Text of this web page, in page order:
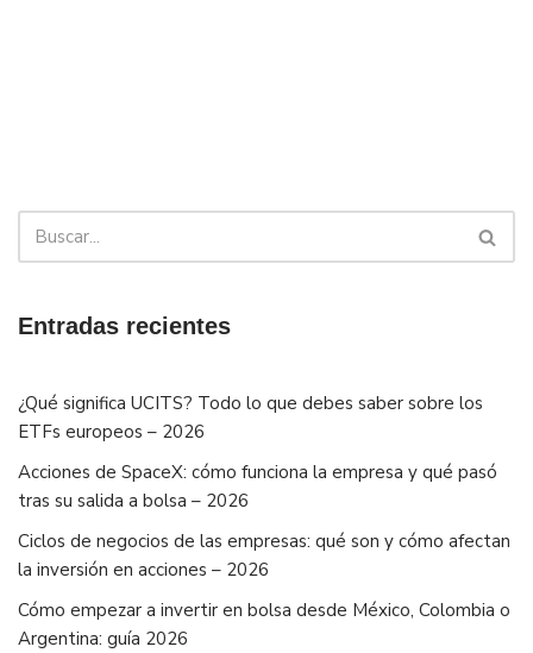
Entradas recientes
¿Qué significa UCITS? Todo lo que debes saber sobre los
ETFs europeos – 2026
Acciones de SpaceX: cómo funciona la empresa y qué pasó
tras su salida a bolsa – 2026
Ciclos de negocios de las empresas: qué son y cómo afectan
la inversión en acciones – 2026
Cómo empezar a invertir en bolsa desde México, Colombia o
Argentina: guía 2026